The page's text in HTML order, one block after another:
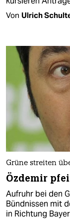
Von Ulrich
Grüne streiten
Özdemir
Aufruhr bei den
Bündnissen mit
in Richtung